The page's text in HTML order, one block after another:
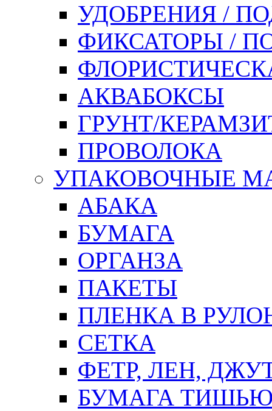
УДОБРЕНИЯ /
ФИКСАТОРЫ /
АКВАБОКСЫ
ГРУНТ/
ПРОВОЛОКА
УПАКОВОЧНЫЕ
АБАКА
БУМАГА
ОРГАНЗА
ПАКЕТЫ
ПЛЕНКА В
СЕТКА
ФЕТР, ЛЕН,
БУМАГА